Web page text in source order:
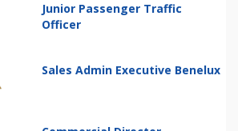
Junior Passenger Traffic
Officer
Sales Admin Executive Benelux